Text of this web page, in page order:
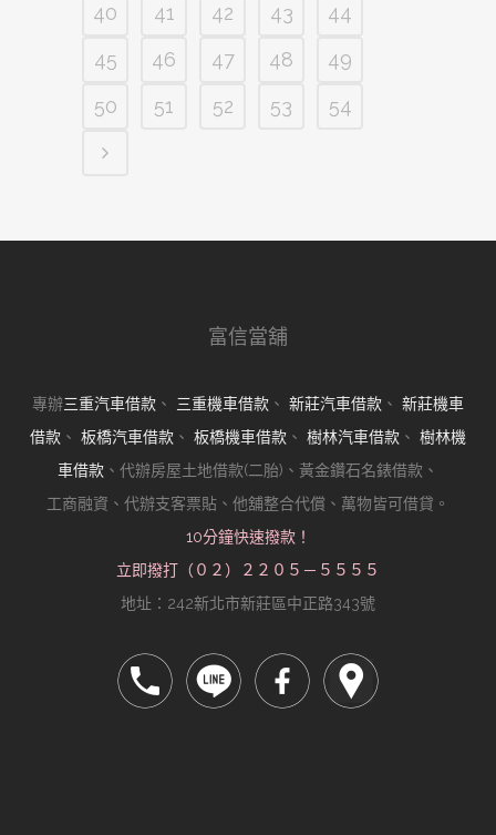
40
41 42 43
44
45
46 47 48
49
50
51 52 53 54
富信當舖
專辦三重汽車借款 、 三重機車借款 、 新莊汽車借款 、 新莊機車
借款 、 板橋汽車借款 、 板橋機車借款 、 樹林汽車借款 、 樹林機
車借款 、代辦房屋土地借款(二胎)、黃金鑽石名錶借款、
工商融資、代辦支客票貼、他舖整合代償、萬物皆可借貸。
10分鐘快速撥款！
立即撥打（０２）２２０５－５５５５
地址：242新北市新莊區中正路343號